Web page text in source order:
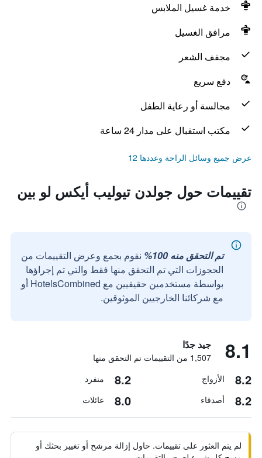
خدمة غسيل الملابس
مرافق الغسيل
مجفف الشعر
دفع سريع
مجالسة أو رعاية الطفل
مكتب استقبال على مدار 24 ساعة
عرض جميع وسائل الراحة وعددها 12
تقييمات حول جولدن تيوليب أيكس لو بين
تم التحقق منه 100%
نقوم بجمع وعرض التقييمات من
الحجوزات التي تم التحقق منها فقط والتي تم إجراؤها
بواسطة مستخدمين حقيقيين مع HotelsCombined أو
مع شركائنا الخارجيين الموثوقين.
8.1 جيد جدًا
1,507 من التقييمات تم التحقق منها
8.2 الأزواج 8.2 منفرد
8.2 أصدقاء 8.0 عائلات
لم يتم العثور على تقييمات. حاول إزالة مرشح أو تغيير بحثك أو